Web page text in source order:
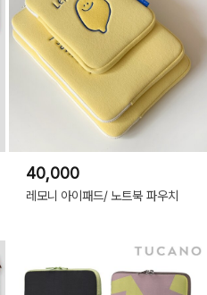
40,000
레모니 아이패드/ 노트북 파우치